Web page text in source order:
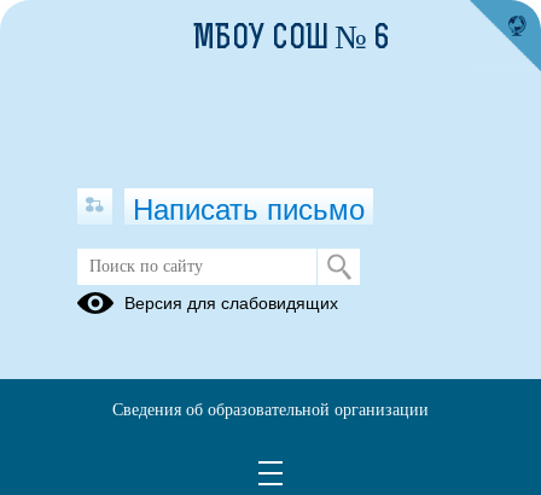
Учитель математики
Булдакова
Михайловна
МБОУ СОШ № 6
Написать письмо
Версия для слабовидящих
Сведения об образовательной организации